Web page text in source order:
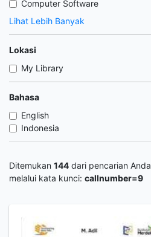
Computer Software
Lihat Lebih Banyak
Lokasi
My Library
Bahasa
English
Indonesia
Ditemukan 144 dari pencarian Anda
melalui kata kunci: callnumber=9